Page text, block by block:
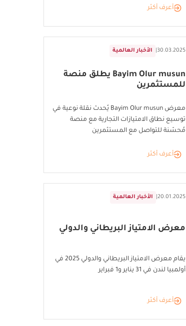
أعرف أكثر
الأخبار العالمية 30.03.2025
Bayim Olur musun يطلق منصة
للمستثمرين
معرض Bayim Olur musun يُحدث نقلة نوعية في
توسيع نطاق الامتيازات التجارية مع منصة
مُحسّنة للتواصل مع المستثمرين
أعرف أكثر
الأخبار العالمية 20.01.2025
معرض الامتياز البريطاني والدولي
يقام معرض الامتياز البريطاني والدولي 2025 في
أولمبيا لندن في 31 يناير و1 فبراير
أعرف أكثر